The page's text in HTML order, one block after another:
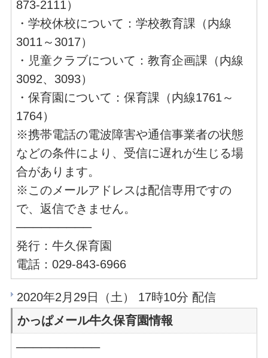
873-2111）
・学校休校について：学校教育課（内線
3011～3017）
・児童クラブについて：教育企画課（内線
3092、3093）
・保育園について：保育課（内線1761～
1764）
※携帯電話の電波障害や通信事業者の状態
などの条件により、受信に遅れが生じる場
合があります。
※このメールアドレスは配信専用ですの
で、返信できません。
─────────
発行：牛久保育園
電話：029-843-6966
2020年2月29日（土） 17時10分 配信
かっぱメール牛久保育園情報
──────────